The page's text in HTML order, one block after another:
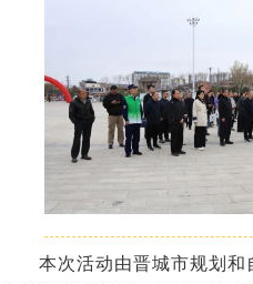
本次活动由晋城市规划